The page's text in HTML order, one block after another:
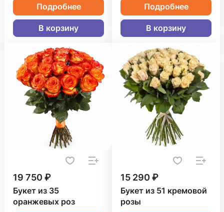
Подробнее
В корзину
Подробнее
В корзину
19 750 ₽
Букет из 35
оранжевых роз
15 290 ₽
Букет из 51 кремовой
розы